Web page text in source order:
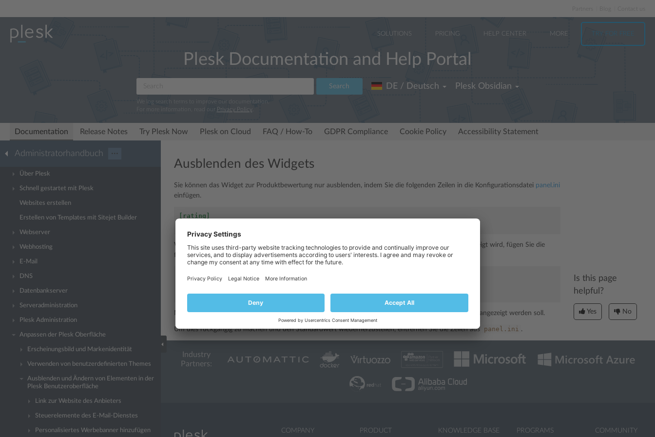
Partners
SOLUTIONS PRICING HELP CENTER MORE TRY FOR FREE
Plesk Documentation and Help Portal
Search
We log search terms to improve our documentation.
For more information, read our Privacy Policy.
DE / Deutsch Plesk Obsidian
Documentation Release Notes Try Plesk Now Plesk on Cloud FAQ / How-To GDPR Compliance Cookie Policy Accessibility Statement
Administratorhandbuch ···
Über Plesk
Schnell gestartet mit Plesk
Websites erstellen
Erstellen von Templates mit Sitejet Builder
Webserver
Webhosting
E-Mail
DNS
Datenbankserver
Serveradministration
Plesk Administration
Anpassen der Plesk Oberfläche
Erscheinungsbild und Markenidentität
Verwenden von benutzerdefinierten Themes
Ausblenden und Ändern von Elementen in der
Plesk Benutzeroberfläche
Link zur Website des Anbieters
Steuerelemente des E-Mail-Dienstes
Personalisiertes Werbebanner hinzufügen
Ausblenden des Widgets
Sie können das Widget zur Produktbewertung nur ausblenden, indem Sie die folgenden Zeilen in die Konfigurationsdatei panel.ini
einfügen.
[rating]
Wenn Sie das Formular nicht ausblenden, aber anpassen möchten, wann es dem Administrator angezeigt wird, fügen Sie die
folgenden Zeilen in panel.ini hinzu:
[rating]
enabled
true
showAfterDays=60
Mit dem Parameter showAfterDays werden die Anzahl der Tage festgelegt, nach denen das Widget angezeigt werden soll.
Um dies rückgängig zu machen und den Standardwert wiederherzustellen, entfernen Sie die Zeilen aus panel.ini .
Is this page
helpful?
Yes No
Industry
Partners:
COMPANY PRODUCT KNOWLEDGE BASE PROGRAMS COMMUNITY